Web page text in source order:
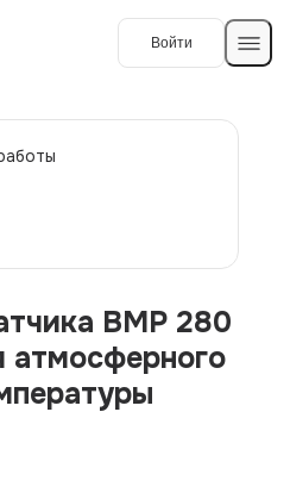
Войти
BMP 280
атмосферного